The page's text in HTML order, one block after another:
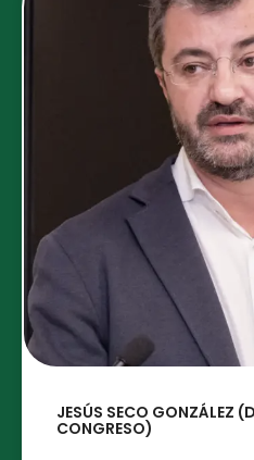
JESÚS SECO GONZÁLEZ
CONGRESO)